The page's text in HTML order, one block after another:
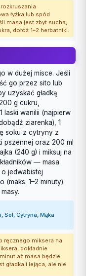
łyżka lub spód
masa jest zbyt sucha,
dołóż 1–2 herbatniki.
w dużej misce. Jeśli
go przez sito lub
uzyskać gładką
g cukru,
laski wanilii (najpierw
ziarenka), 1
soku z cytryny z
pszennej oraz 200 ml
(240 g) i miksuj na
— masa
jedwabistej
(maks. 1–2 minuty)
Sól, Cytryna, Mąka
ręcznego miksera na
dokładnie
aż masa będzie
gładka i lejąca, ale nie